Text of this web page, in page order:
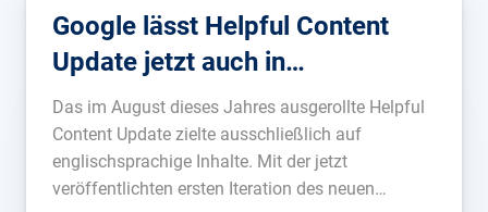
Google lässt Helpful Content
Update jetzt auch in
Deutschland frei
Das im August dieses Jahres ausgerollte Helpful
Content Update zielte ausschließlich auf
englischsprachige Inhalte. Mit der jetzt
veröffentlichten ersten Iteration des neuen